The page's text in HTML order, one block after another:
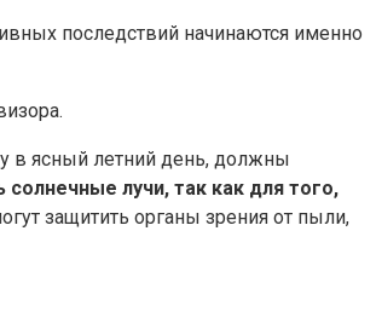
последствий начинаются именно
в ясный летний день, должны
лучи, так как для того,
защитить органы зрения от пыли,